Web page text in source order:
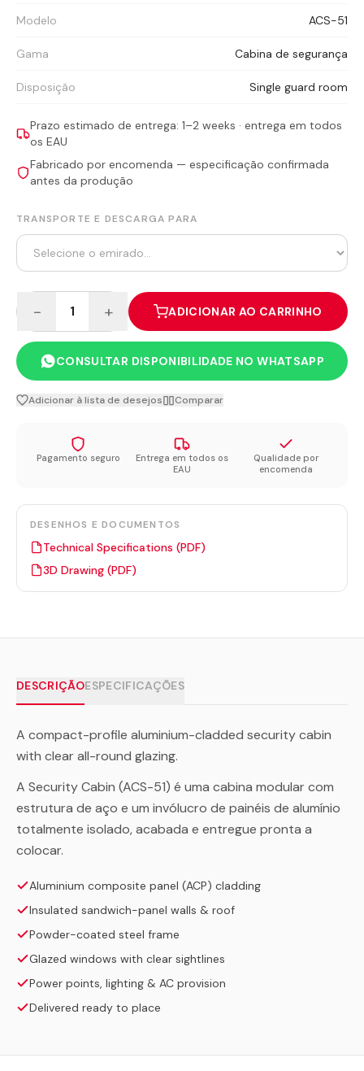
Modelo ACS-51
Gama Cabina de segurança
Disposição Single guard room
Prazo estimado de entrega: 1–2 weeks · entrega em todos
os EAU
Fabricado por encomenda — especificação confirmada
antes da produção
TRANSPORTE E DESCARGA PARA
− 1 + ADICIONAR AO CARRINHO
CONSULTAR DISPONIBILIDADE NO WHATSAPP
Adicionar à lista de desejos Comparar
Pagamento seguro
Entrega em todos os
EAU
Qualidade por
encomenda
DESENHOS E DOCUMENTOS
Technical Specifications (PDF)
3D Drawing (PDF)
DESCRIÇÃOESPECIFICAÇÕES
A compact-profile aluminium-cladded security cabin
with clear all-round glazing.
A Security Cabin (ACS-51) é uma cabina modular com
estrutura de aço e um invólucro de painéis de alumínio
totalmente isolado, acabada e entregue pronta a
colocar.
Aluminium composite panel (ACP) cladding
Insulated sandwich-panel walls & roof
Powder-coated steel frame
Glazed windows with clear sightlines
Power points, lighting & AC provision
Delivered ready to place